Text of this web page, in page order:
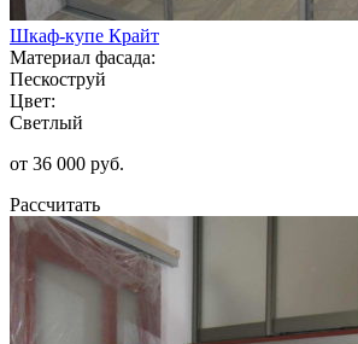
Шкаф-купе Крайт
Материал фасада:
Пескоструй
Цвет:
Светлый
от 36 000 руб.
Рассчитать